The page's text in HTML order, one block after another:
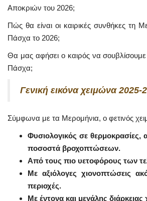
Αποκριών του 2026;
Πώς θα είναι οι καιρικές συνθήκες τη
Πάσχα το 2026;
Θα μας αφήσει ο καιρός να σουβλίσουμε
Πάσχα;
Γενική εικόνα χειμώνα 2025-
Σύμφωνα με τα Μερομήνια, ο φετινός
Φυσιολογικός σε
ποσοστά βροχοπτώσεων.
Από τους πιο υετοφόρους των
Με αξιόλογες χιονοπτώσεις
περιοχές.
Με έντονα και μεγάλης διάρκειας